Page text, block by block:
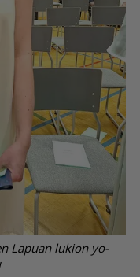
Lapuan lukion yo-